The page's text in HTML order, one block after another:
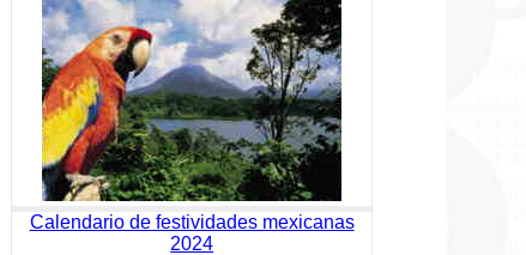
Calendario de festividades mexicanas
2024